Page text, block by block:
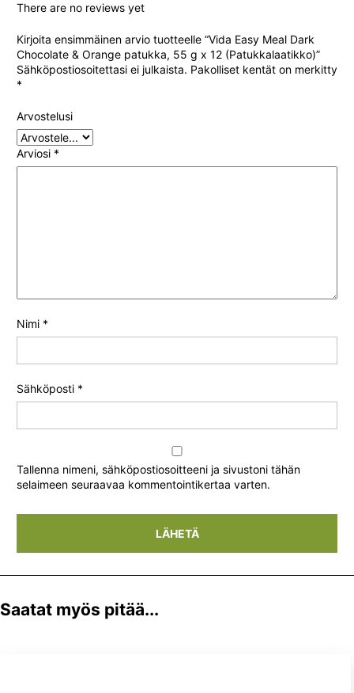
There are no reviews yet
Kirjoita ensimmäinen arvio tuotteelle “Vida Easy Meal Dark
Chocolate & Orange patukka, 55 g x 12 (Patukkalaatikko)”
Sähköpostiosoitettasi ei julkaista. Pakolliset kentät on merkitty
*
Arvostelusi
Arviosi *
Nimi *
Sähköposti *
Tallenna nimeni, sähköpostiosoitteeni ja sivustoni tähän
selaimeen seuraavaa kommentointikertaa varten.
Saatat myös pitää...